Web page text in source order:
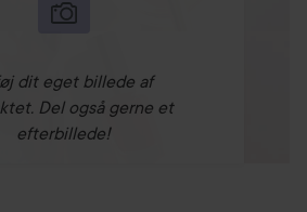
dit eget billede af
Del også gerne et
efterbillede!